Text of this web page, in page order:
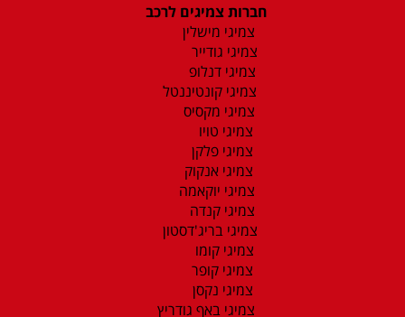
חברות צמיגים לרכב
צמיגי מישלין
צמיגי גודייר
צמיגי דנלופ
צמיגי קונטיננטל
צמיגי מקסיס
צמיגי טויו
צמיגי פלקן
צמיגי אנקוק
צמיגי יוקאמה
צמיגי קנדה
צמיגי בריג'דסטון
צמיגי קומו
צמיגי קופר
צמיגי נקסן
צמיגי באף גודריץ